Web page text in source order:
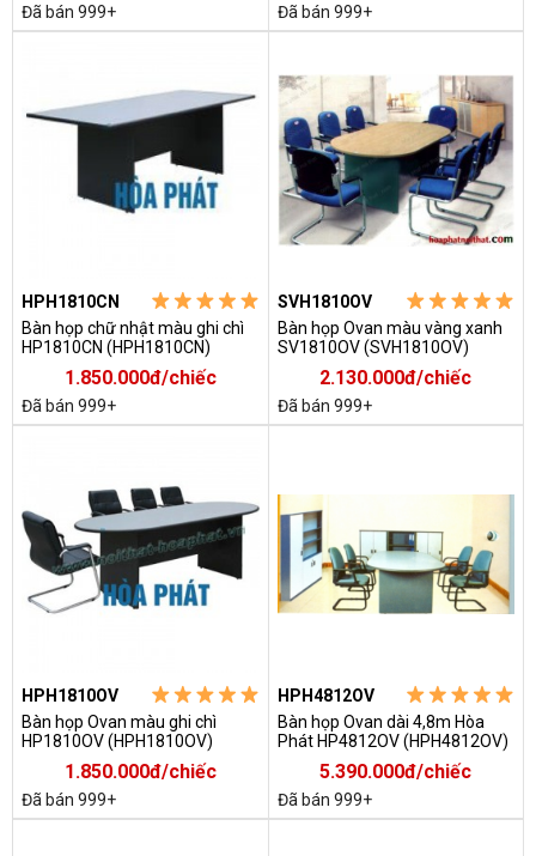
Đã bán 999+ Đã bán 999+
HPH1810CN
Bàn họp chữ nhật màu ghi chì
HP1810CN (HPH1810CN)
1.850.000đ/chiếc
Đã bán 999+
SVH1810OV
Bàn họp Ovan màu vàng xanh
SV1810OV (SVH1810OV)
2.130.000đ/chiếc
Đã bán 999+
HPH1810OV
Bàn họp Ovan màu ghi chì
HP1810OV (HPH1810OV)
1.850.000đ/chiếc
Đã bán 999+
HPH4812OV
Bàn họp Ovan dài 4,8m Hòa
Phát HP4812OV (HPH4812OV)
5.390.000đ/chiếc
Đã bán 999+